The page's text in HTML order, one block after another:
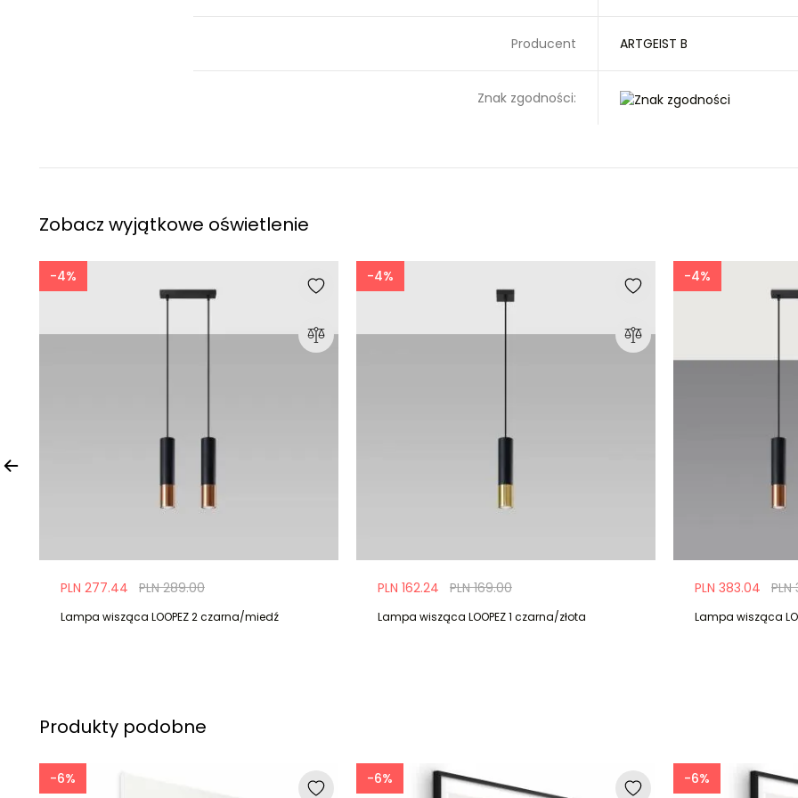
Producent ARTGEIST B
Znak zgodności:
Zobacz wyjątkowe oświetlenie
-4%
PLN 289.00
PLN 277.44
Lampa wisząca LOOPEZ 2 czarna/miedź
-4%
PLN 169.00
PLN 162.24
Lampa wisząca LOOPEZ 1 czarna/złota
-4%
PLN 383.04
Lampa wisząca
Produkty podobne
-6% -6% -6%